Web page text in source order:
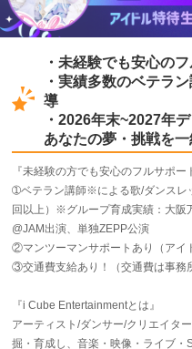
・未経験でも安心の
・実績多数のベテラ
導
・2026年末~2027年
あなたの夢・挑戦を
『未経験の方でも安心のフルサポー
➀ベテラン講師※による歌/ダンスレ
回以上）※グループ育成実績：大阪
@JAM出演、単独ZEPP公演
②マンツーマンサポートあり（アイ
③交通費支給あり！（交通費は事務
『i Cube Entertainmentとは』
アーティスト/ダンサー/クリエイタ
掘・育成し、音楽・映像・ライブ